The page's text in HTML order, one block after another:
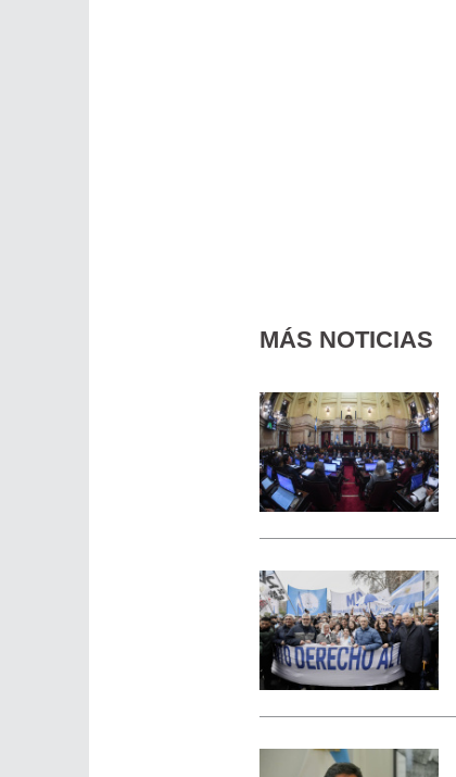
MÁS NOTICIAS